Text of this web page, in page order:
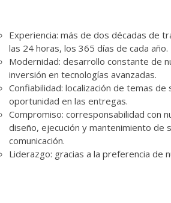
Experiencia: más de dos décadas de
las 24 horas, los 365 días de cada año.
Modernidad: desarrollo constante de
inversión en tecnologías avanzadas.
Confiabilidad: localización de temas de
oportunidad en las entregas.
Compromiso: corresponsabilidad con
diseño, ejecución y mantenimiento de
comunicación.
Liderazgo: gracias a la preferencia de